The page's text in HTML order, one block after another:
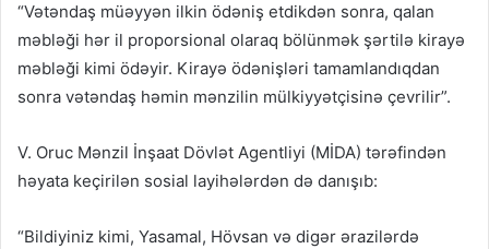
“Vətəndaş müəyyən ilkin ödəniş etdikdən sonra, qalan
məbləği hər il proporsional olaraq bölünmək şərtilə kirayə
məbləği kimi ödəyir. Kirayə ödənişləri tamamlandıqdan
sonra vətəndaş həmin mənzilin mülkiyyətçisinə çevrilir”.
V. Oruc Mənzil İnşaat Dövlət Agentliyi (MİDA) tərəfindən
həyata keçirilən sosial layihələrdən də danışıb:
“Bildiyiniz kimi, Yasamal, Hövsan və digər ərazilərdə